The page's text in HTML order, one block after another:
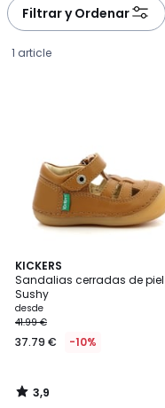
Filtrar y Ordenar
1 article
KICKERS
Sandalias cerradas de piel
Sushy
Precio
a
partir
37.79
€
desde
41.99 €
37.79 € -10%
3,9
/ 5
3,9
/